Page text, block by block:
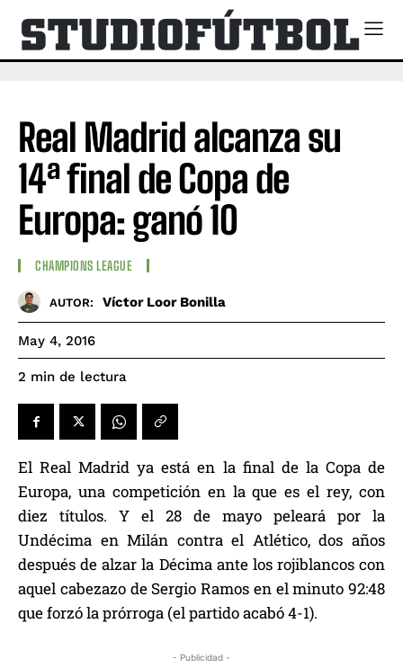
Real Madrid alcanza su
14ª final de Copa de
Europa: ganó 10
CHAMPIONS LEAGUE
AUTOR: Víctor Loor Bonilla
May 4, 2016
2 min de lectura
El Real Madrid ya está en la final de la Copa de
Europa, una competición en la que es el rey, con
diez títulos. Y el 28 de mayo peleará por la
Undécima en Milán contra el Atlético, dos años
después de alzar la Décima ante los rojiblancos con
aquel cabezazo de Sergio Ramos en el minuto 92:48
que forzó la prórroga (el partido acabó 4-1).
- Publicidad -